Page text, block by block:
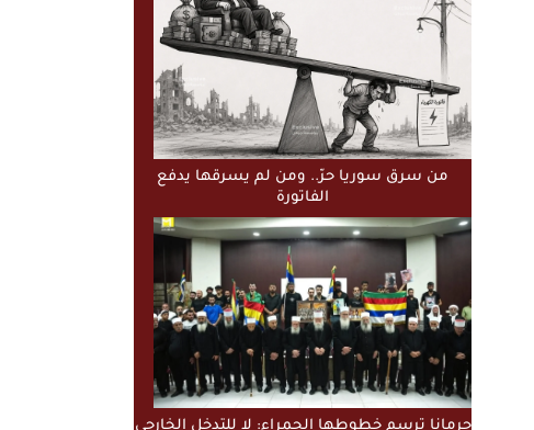
من سرق سوريا حرّ.. ومن لم يسرقها يدفع
الفاتورة
جرمانا ترسم خطوطها الحمراء: لا للتدخل الخارجي